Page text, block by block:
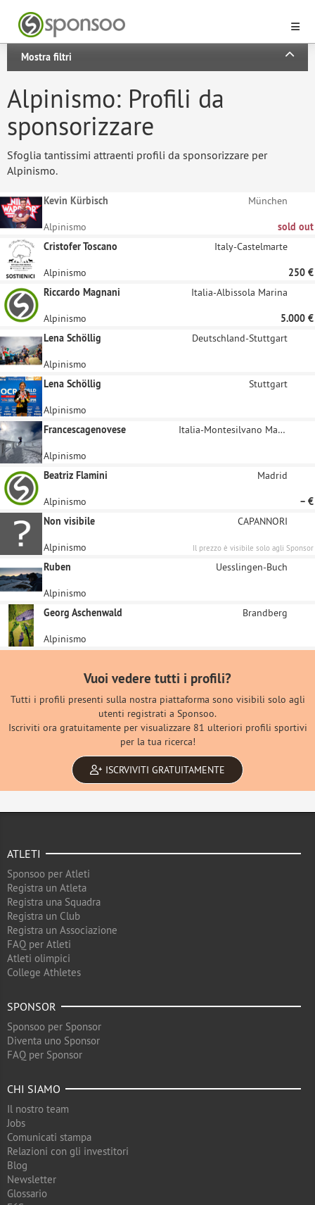
Mostra filtri
Alpinismo: Profili da
sponsorizzare
Sfoglia tantissimi attraenti profili da sponsorizzare per
Alpinismo.
Kevin Kürbisch München
Alpinismo
sold out
Cristofer Toscano
Italy-Castelmarte
Alpinismo
250 €
Riccardo Magnani
Italia-Albissola Marina
Alpinismo
5.000 €
Lena Schöllig
Deutschland-Stuttgart
Alpinismo
Lena Schöllig
Stuttgart
Alpinismo
Francescagenovese
Italia-Montesilvano Marina
Alpinismo
Beatriz Flamini
Madrid
Alpinismo
– €
Non visibile
CAPANNORI
Alpinismo
Il prezzo è visibile solo agli Sponsor
registrati
Ruben Uesslingen-Buch
Alpinismo
Georg Aschenwald
Brandberg
Alpinismo
Vuoi vedere tutti i profili?
Tutti i profili presenti sulla nostra piattaforma sono visibili solo agli
utenti registrati a Sponsoo.
Iscriviti ora gratuitamente per visualizzare 81 ulteriori profili sportivi
per la tua ricerca!
ISCRVIVITI GRATUITAMENTE
ATLETI
Sponsoo per Atleti
Registra un Atleta
Registra una Squadra
Registra un Club
Registra un Associazione
FAQ per Atleti
Atleti olimpici
College Athletes
SPONSOR
Sponsoo per Sponsor
Diventa uno Sponsor
FAQ per Sponsor
CHI SIAMO
Il nostro team
Jobs
Comunicati stampa
Relazioni con gli investitori
Blog
Newsletter
Glossario